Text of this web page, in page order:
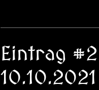
Eintrag